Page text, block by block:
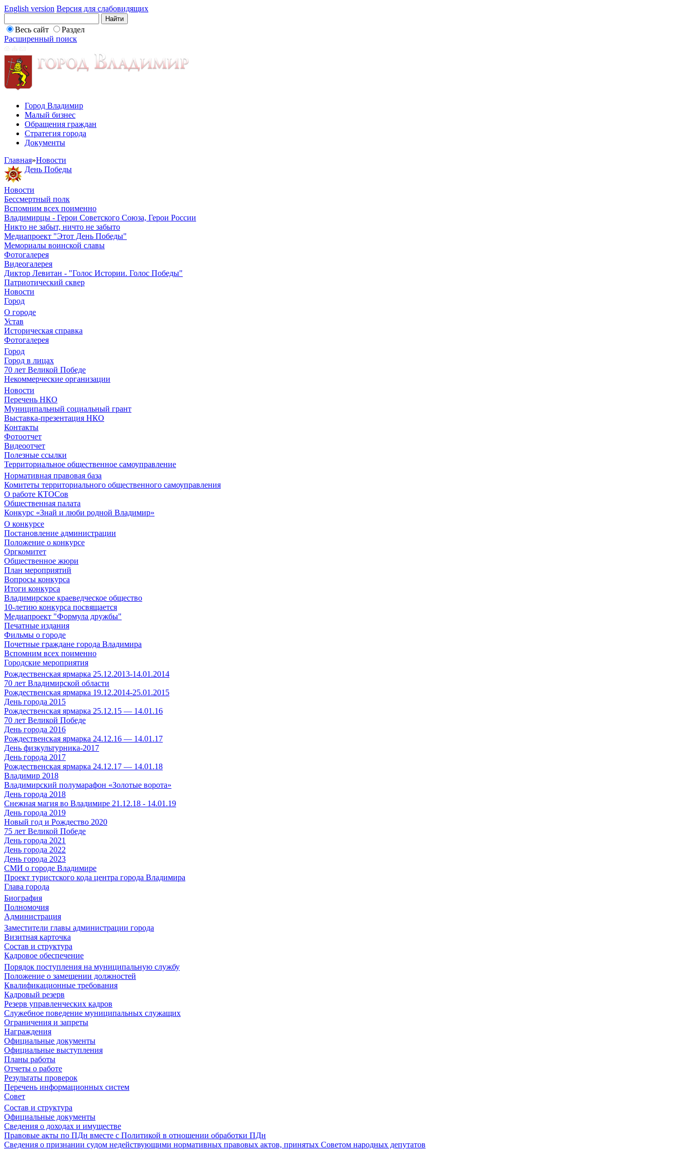
English version Версия для слабовидящих
Весь сайт
Раздел
Расширенный поиск
Город Владимир
Малый бизнес
Обращения граждан
Стратегия города
Документы
Главная»Новости
День Победы
Новости
Бессмертный полк
Вспомним всех поименно
Владимирцы - Герои Советского Союза, Герои России
Никто не забыт, ничто не забыто
Медиапроект "Этот День Победы"
Мемориалы воинской славы
Фотогалерея
Видеогалерея
Диктор Левитан - "Голос Истории. Голос Победы"
Патриотический сквер
Новости
Город
О городе
Устав
Историческая справка
Фотогалерея
Город
Город в лицах
70 лет Великой Победе
Некоммерческие организации
Новости
Перечень НКО
Муниципальный социальный грант
Выставка-презентация НКО
Контакты
Фотоотчет
Видеоотчет
Полезные ссылки
Территориальное общественное самоуправление
Нормативная правовая база
Комитеты территориального общественного самоуправления
О работе КТОСов
Общественная палата
Конкурс «Знай и люби родной Владимир»
О конкурсе
Постановление администрации
Положение о конкурсе
Оргкомитет
Общественное жюри
План мероприятий
Вопросы конкурса
Итоги конкурса
Владимирское краеведческое общество
10-летию конкурса посвящается
Медиапроект "Формула дружбы"
Печатные издания
Фильмы о городе
Почетные граждане города Владимира
Вспомним всех поименно
Городские мероприятия
Рождественская ярмарка 25.12.2013-14.01.2014
70 лет Владимирской области
Рождественская ярмарка 19.12.2014-25.01.2015
День города 2015
Рождественская ярмарка 25.12.15 — 14.01.16
70 лет Великой Победе
День города 2016
Рождественская ярмарка 24.12.16 — 14.01.17
День физкультурника-2017
День города 2017
Рождественская ярмарка 24.12.17 — 14.01.18
Владимир 2018
Владимирский полумарафон «Золотые ворота»
День города 2018
Снежная магия во Владимире 21.12.18 - 14.01.19
День города 2019
Новый год и Рождество 2020
75 лет Великой Победе
День города 2021
День города 2022
День города 2023
СМИ о городе Владимире
Проект туристского кода центра города Владимира
Глава города
Биография
Полномочия
Администрация
Заместители главы администрации города
Визитная карточка
Состав и структура
Кадровое обеспечение
Порядок поступления на муниципальную службу
Положение о замещении должностей
Квалификационные требования
Кадровый резерв
Резерв управленческих кадров
Служебное поведение муниципальных служащих
Ограничения и запреты
Награждения
Официальные документы
Официальные выступления
Планы работы
Отчеты о работе
Результаты проверок
Перечень информационных систем
Совет
Состав и структура
Официальные документы
Сведения о доходах и имуществе
Правовые акты по ПДн вместе с Политикой в отношении обработки ПДн
Сведения о признании судом недействующими нормативных правовых актов, принятых Советом народных депутатов